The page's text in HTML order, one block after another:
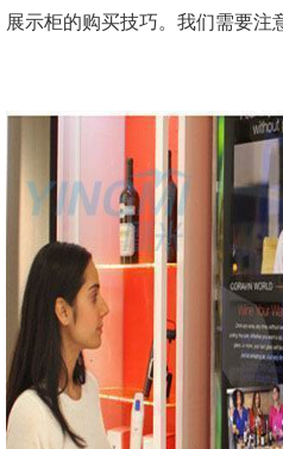
展示柜的购买技巧。我们需要注